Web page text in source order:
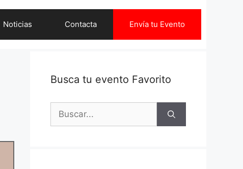
Noticias Contacta Envía tu Evento
Busca tu evento Favorito
Buscar: